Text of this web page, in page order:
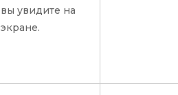
вы увидите на
экране.